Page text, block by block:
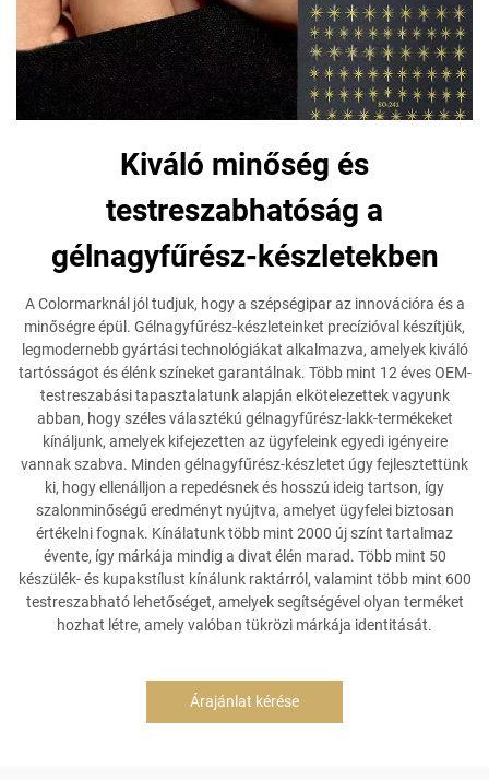
Kiváló minőség és
testreszabhatóság a
gélnagyfűrész-készletekben
A Colormarknál jól tudjuk, hogy a szépségipar az innovációra és a
minőségre épül. Gélnagyfűrész-készleteinket precízióval készítjük,
legmodernebb gyártási technológiákat alkalmazva, amelyek kiváló
tartósságot és élénk színeket garantálnak. Több mint 12 éves OEM-
testreszabási tapasztalatunk alapján elkötelezettek vagyunk
abban, hogy széles választékú gélnagyfűrész-lakk-termékeket
kínáljunk, amelyek kifejezetten az ügyfeleink egyedi igényeire
vannak szabva. Minden gélnagyfűrész-készletet úgy fejlesztettünk
ki, hogy ellenálljon a repedésnek és hosszú ideig tartson, így
szalonminőségű eredményt nyújtva, amelyet ügyfelei biztosan
értékelni fognak. Kínálatunk több mint 2000 új színt tartalmaz
évente, így márkája mindig a divat élén marad. Több mint 50
készülék- és kupakstílust kínálunk raktárról, valamint több mint 600
testreszabható lehetőséget, amelyek segítségével olyan terméket
hozhat létre, amely valóban tükrözi márkája identitását.
Árajánlat kérése